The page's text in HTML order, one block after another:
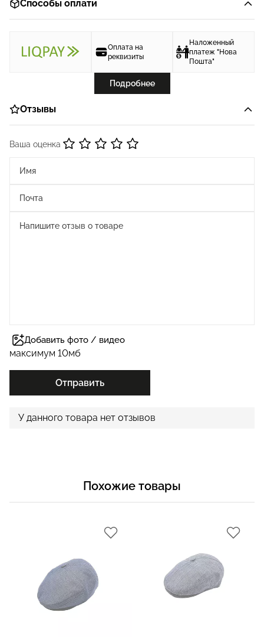
Способы оплати
Оплата на
реквизиты
Наложенный
платеж "Нова
Пошта"
Подробнее
Отзывы
Ваша оценка
Добавить фото / видео
максимум 10мб
Отправить
У данного товара нет отзывов
Похожие товары